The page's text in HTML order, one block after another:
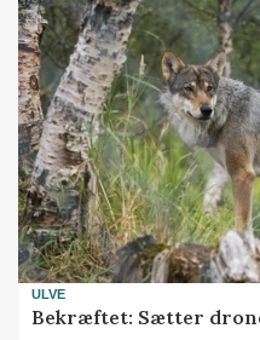
ULVE
Bekræftet: Sætter